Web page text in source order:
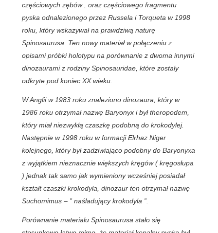
częściowych zębów , oraz częściowego fragmentu
pyska odnalezionego przez Russela i Torqueta w 1998
roku, który wskazywał na prawdziwą naturę
Spinosaurusa. Ten nowy materiał w połączeniu z
opisami próbki holotypu na porównanie z dwoma innymi
dinozaurami z rodziny Spinosauridae, które zostały
odkryte pod koniec XX wieku.
W Anglii w 1983 roku znaleziono dinozaura, który w
1986 roku otrzymał nazwę Baryonyx i był theropodem,
który miał niezwykłą czaszkę podobną do krokodylej.
Następnie w 1998 roku w formacji Elrhaz Niger
kolejnego, który był zadziwiająco podobny do Baryonyxa
z wyjątkiem nieznacznie większych kręgów ( kręgosłupa
) jednak tak samo jak wymieniony wcześniej posiadał
kształt czaszki krokodyla, dinozaur ten otrzymał nazwę
Suchomimus – ” naśladujący krokodyla ”.
Porównanie materiału Spinosaurusa stało się